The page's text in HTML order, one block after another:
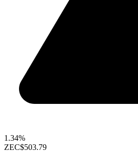
1.34%
ZEC$503.79